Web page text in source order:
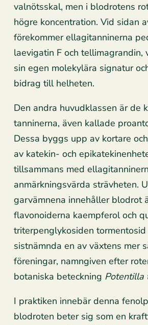
valnötsskal, men i blodrotens
högre koncentration. Vid sidan
förekommer ellagitanninerna
laevigatin F och tellimagrandin,
sin egen molekylära signatur
bidrag till helheten.
Den andra huvudklassen är de
tanninerna, även kallade
Dessa byggs upp av kortare
av katekin- och
tillsammans med
anmärkningsvärda strävheten.
garvämnena innehåller blodrot
flavonoiderna kaempferol och
triterpenglykosiden
sistnämnda en av växtens mer
föreningar, namngiven efter
botaniska beteckning Potentilla
I praktiken innebär denna
blodroten beter sig som en